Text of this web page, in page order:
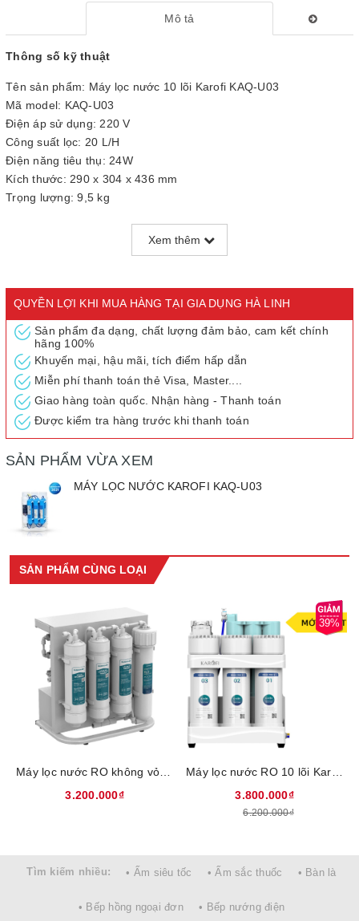
Mô tả
Thông số kỹ thuật
Tên sản phẩm: Máy lọc nước 10 lõi Karofi KAQ-U03
Mã model: KAQ-U03
Điện áp sử dụng: 220 V
Công suất lọc: 20 L/H
Điện năng tiêu thụ: 24W
Kích thước: 290 x 304 x 436 mm
Trọng lượng: 9,5 kg
Xem thêm
QUYỀN LỢI KHI MUA HÀNG TẠI GIA DỤNG HÀ LINH
Sản phẩm đa dạng, chất lượng đảm bảo, cam kết chính
hãng 100%
Khuyến mại, hậu mãi, tích điểm hấp dẫn
Miễn phí thanh toán thẻ Visa, Master....
Giao hàng toàn quốc. Nhận hàng - Thanh toán
Được kiểm tra hàng trước khi thanh toán
SẢN PHẨM VỪA XEM
MÁY LỌC NƯỚC KAROFI KAQ-U03
SẢN PHẨM CÙNG LOẠI
3.200.000₫
39%
3.800.000₫
6.200.000₫
Tìm kiếm nhiều: • Ấm siêu tốc • Ấm sắc thuốc • Bàn là
• Bếp hồng ngoại đơn • Bếp nướng điện